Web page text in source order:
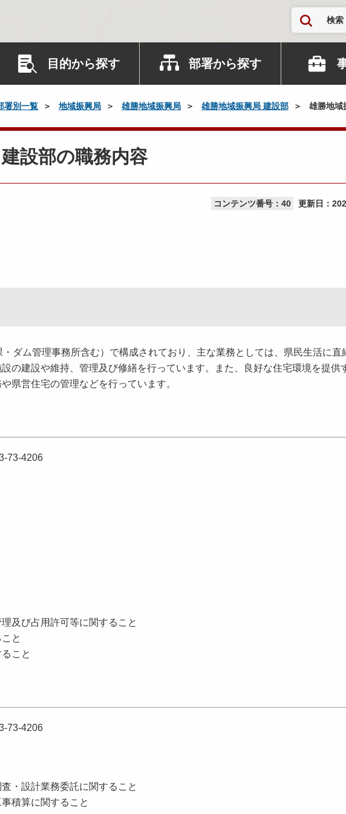
検索
目的から探す 部署から探す
署別一覧 地域振興局 雄勝地域振興局 雄勝地域振興局 建設部 雄勝地
設部の職務内容
コンテンツ番号：40 更新日：
ダム管理事務所含む）で構成されており、主な業務としては、県民生活に直
の建設や維持、管理及び修繕を行っています。また、良好な住宅環境を提供
県営住宅の管理などを行っています。
73-4206
及び占用許可等に関すること
と
こと
73-4206
・設計業務委託に関すること
積算に関すること